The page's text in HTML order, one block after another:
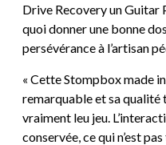
Drive Recovery un Guitar
quoi donner une bonne
persévérance à l’artisan
« Cette Stompbox made
remarquable et sa
vraiment leu jeu.
conservée, ce qui n’est